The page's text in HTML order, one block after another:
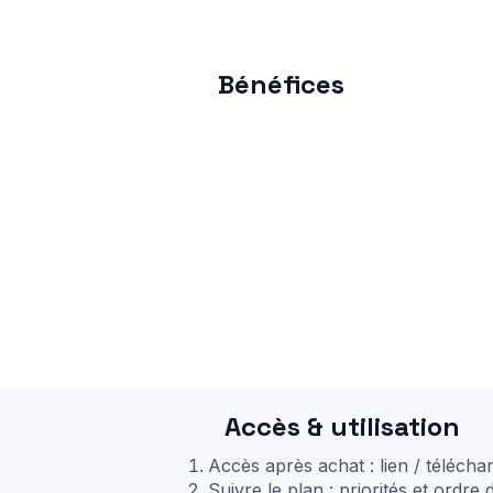
Bénéfices
Accès & utilisation
Accès après achat : lien /